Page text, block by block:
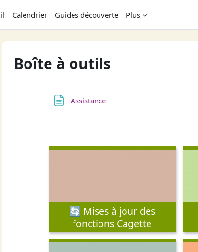
Calendrier Guides découverte Plus
Boîte à outils
Assistance
🔄 Mises à jour des
fonctions Cagette